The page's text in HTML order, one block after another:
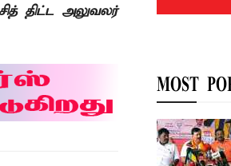
திட்ட அலுவலர்
MOST